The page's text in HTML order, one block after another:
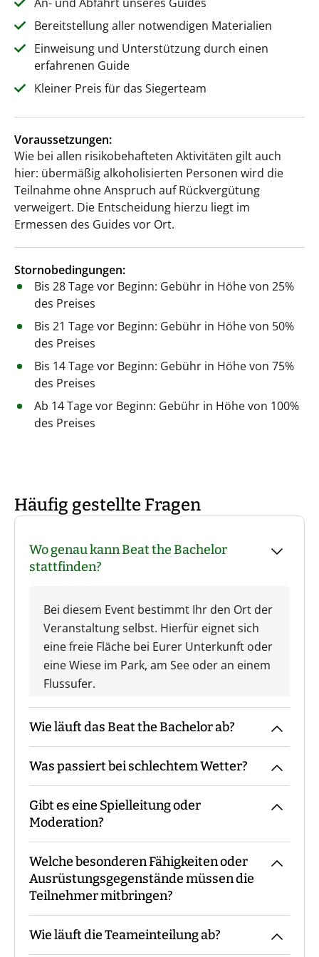
Bereitstellung aller notwendigen Materialien
Einweisung und Unterstützung durch einen
erfahrenen Guide
Kleiner Preis für das Siegerteam
Voraussetzungen:
Wie bei allen risikobehafteten Aktivitäten gilt auch
hier: übermäßig alkoholisierten Personen wird die
Teilnahme ohne Anspruch auf Rückvergütung
verweigert. Die Entscheidung hierzu liegt im
Ermessen des Guides vor Ort.
Stornobedingungen:
Bis 28 Tage vor Beginn: Gebühr in Höhe von 25%
des Preises
Bis 21 Tage vor Beginn: Gebühr in Höhe von 50%
des Preises
Bis 14 Tage vor Beginn: Gebühr in Höhe von 75%
des Preises
Ab 14 Tage vor Beginn: Gebühr in Höhe von 100%
des Preises
Häufig gestellte Fragen
Wo genau kann Beat the Bachelor
stattfinden?
Bei diesem Event bestimmt Ihr den Ort der
Veranstaltung selbst. Hierfür eignet sich
eine freie Fläche bei Eurer Unterkunft oder
eine Wiese im Park, am See oder an einem
Flussufer.
Wie läuft das Beat the Bachelor ab?
Der Guide kommt mit den Materialien zum
vereinbarten Treffpunkt, macht die
Begrüßung sowie ggf. die
Gruppeneinteilung. Danach erfolgt eine
Einweisung in Materialien und Ablauf,
bevor es losgeht. Während des Events
begleitet Euch der Guide die ganze Zeit
bzw. steht für Fragen zur Verfügung. Am
Ende macht der Guide eine Auswertung
und eine Siegerehrung.
Was passiert bei schlechtem Wetter?
Das Event findet grundsätzlich bei jedem
Wetter statt. Eine Ausnahme bildet eine
amtliche Unwetterwarnung.
Gibt es eine Spielleitung oder
Moderation?
Bei unserem Beat the Bachelor ist immer
ein Guide mit Euch vor Ort.
Welche besonderen Fähigkeiten oder
Ausrüstungsgegenstände müssen die
Teilnehmer mitbringen?
Es sind keine speziellen Vorkenntnisse
Wie läuft die Teameinteilung ab?